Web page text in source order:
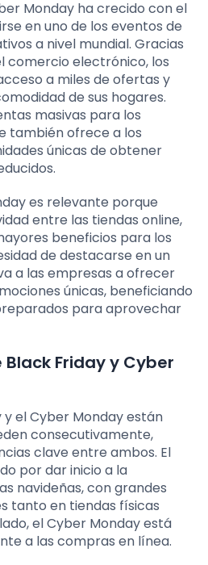
Monday ha crecido con el
en uno de los eventos de
a nivel mundial. Gracias
comercio electrónico, los
a miles de ofertas y
de sus hogares.
masivas para los
también ofrece a los
únicas de obtener
es relevante porque
entre las tiendas online,
beneficios para los
de destacarse en un
a las empresas a ofrecer
únicas, beneficiando
para aprovechar
Friday y Cyber
y el Cyber Monday están
consecutivamente,
clave entre ambos. El
por dar inicio a la
navideñas, con grandes
tanto en tiendas físicas
el Cyber Monday está
a las compras en línea.